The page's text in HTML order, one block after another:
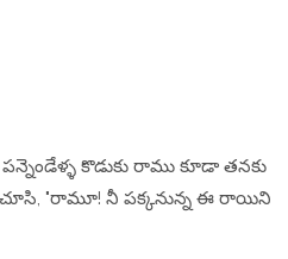
కొడుకు రాము కూడా తనకు
చూసి, "రామూ! నీ పక్కనున్న ఈ రాయిని